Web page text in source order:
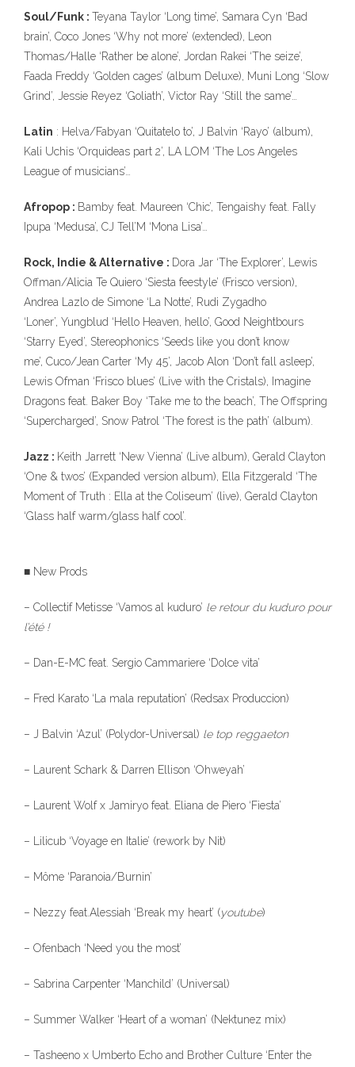
Soul/Funk : Teyana Taylor ‘Long time’, Samara Cyn ‘Bad
brain’, Coco Jones ‘Why not more’ (extended), Leon
Thomas/Halle ‘Rather be alone’, Jordan Rakei ‘The seize’,
Faada Freddy ‘Golden cages’ (album Deluxe), Muni Long ‘Slow
Grind’, Jessie Reyez ‘Goliath’, Victor Ray ‘Still the same’…
Latin : Helva/Fabyan ‘Quitatelo to’, J Balvin ‘Rayo’ (album),
Kali Uchis ‘Orquideas part 2’, LA LOM ‘The Los Angeles
League of musicians’…
Afropop : Bamby feat. Maureen ‘Chic’, Tengaishy feat. Fally
Ipupa ‘Medusa’, CJ Tell’M ‘Mona Lisa’…
Rock, Indie & Alternative : Dora Jar ‘The Explorer’, Lewis
Offman/Alicia Te Quiero ‘Siesta feestyle’ (Frisco version),
Andrea Lazlo de Simone ‘La Notte’, Rudi Zygadho
‘Loner’, Yungblud ‘Hello Heaven, hello’, Good Neightbours
‘Starry Eyed’, Stereophonics ‘Seeds like you don’t know
me’, Cuco/Jean Carter ‘My 45’, Jacob Alon ‘Don’t fall asleep’,
Lewis Ofman ‘Frisco blues’ (Live with the Cristals), Imagine
Dragons feat. Baker Boy ‘Take me to the beach’, The Offspring
‘Supercharged’, Snow Patrol ‘The forest is the path’ (album).
Jazz : Keith Jarrett ‘New Vienna’ (Live album), Gerald Clayton
‘One & twos’ (Expanded version album), Ella Fitzgerald ‘The
Moment of Truth : Ella at the Coliseum’ (live), Gerald Clayton
‘Glass half warm/glass half cool’.
■ New Prods
– Collectif Metisse ‘Vamos al kuduro’ le retour du kuduro pour
l’été !
– Dan-E-MC feat. Sergio Cammariere ‘Dolce vita’
– Fred Karato ‘La mala reputation’ (Redsax Produccion)
– J Balvin ‘Azul’ (Polydor-Universal) le top reggaeton
– Laurent Schark & Darren Ellison ‘Ohweyah’
– Laurent Wolf x Jamiryo feat. Eliana de Piero ‘Fiesta’
– Lilicub ‘Voyage en Italie’ (rework by Nit)
– Môme ‘Paranoia/Burnin’
– Nezzy feat.Alessiah ‘Break my heart’ (youtube)
– Ofenbach ‘Need you the most’
– Sabrina Carpenter ‘Manchild’ (Universal)
– Summer Walker ‘Heart of a woman’ (Nektunez mix)
– Tasheeno x Umberto Echo and Brother Culture ‘Enter the